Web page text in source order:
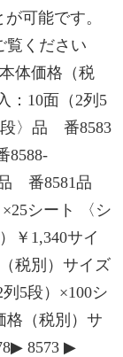
可能です。
覧ください
体価格（税
：10面（2列5
段〉品 番8583
8588-
品 番8581品
シート 〈シ
￥1,340サイ
税別）サイズ
5段）×100シ
格（税別）サ
8573 ▶